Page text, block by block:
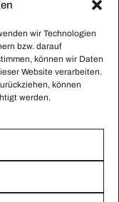
wir Technologien
bzw. darauf
können wir Daten
Website verarbeiten.
können
werden.
aber
man einfach